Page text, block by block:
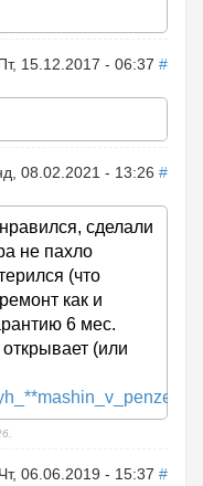
Пт, 15.12.2017 - 06:37 #
08.02.2021 - 13:26 #
сделали
не пахло
(что
как и
6 мес.
(или
Чт, 06.06.2019 - 15:37 #